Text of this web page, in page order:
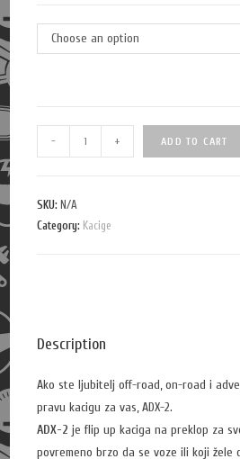
Choose an option
-
u
n
t
+ ADD TO CART
SKU: N/A
Category: Kacige
Description
Ako ste ljubitelj off-road, on-road i
pravu kacigu za vas, ADX-2.
ADX-2 je flip up kaciga na preklop za
povremeno brzo da se voze ili koji žele